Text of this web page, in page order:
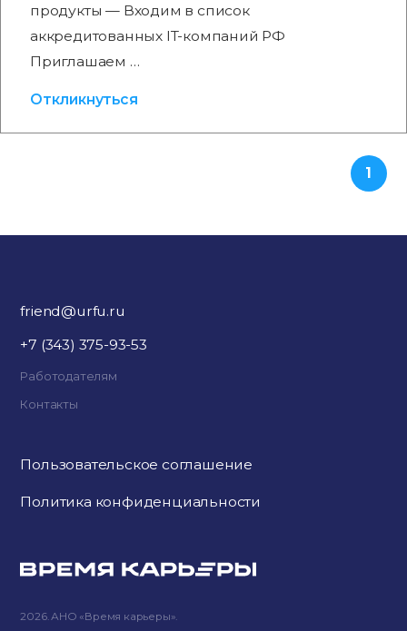
продукты — Входим в список
аккредитованных IT-компаний РФ
Приглашаем …
Откликнуться
1
friend@urfu.ru
+7 (343) 375-93-53
Работодателям
Контакты
Пользовательское соглашение
Политика конфиденциальности
2026. АНО «Время карьеры».